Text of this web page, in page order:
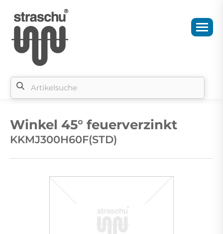
Winkel 45° feuerverzinkt
KKMJ300H60F(STD)